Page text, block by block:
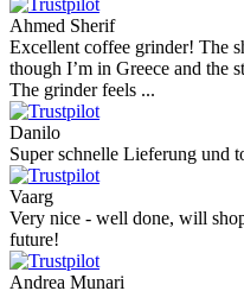
Ahmed Sherif
Excellent coffee grinder! The
though I’m in Greece and the
The grinder feels ...
Danilo
Super schnelle Lieferung und
Vaarg
Very nice - well done, will
future!
Andrea Munari